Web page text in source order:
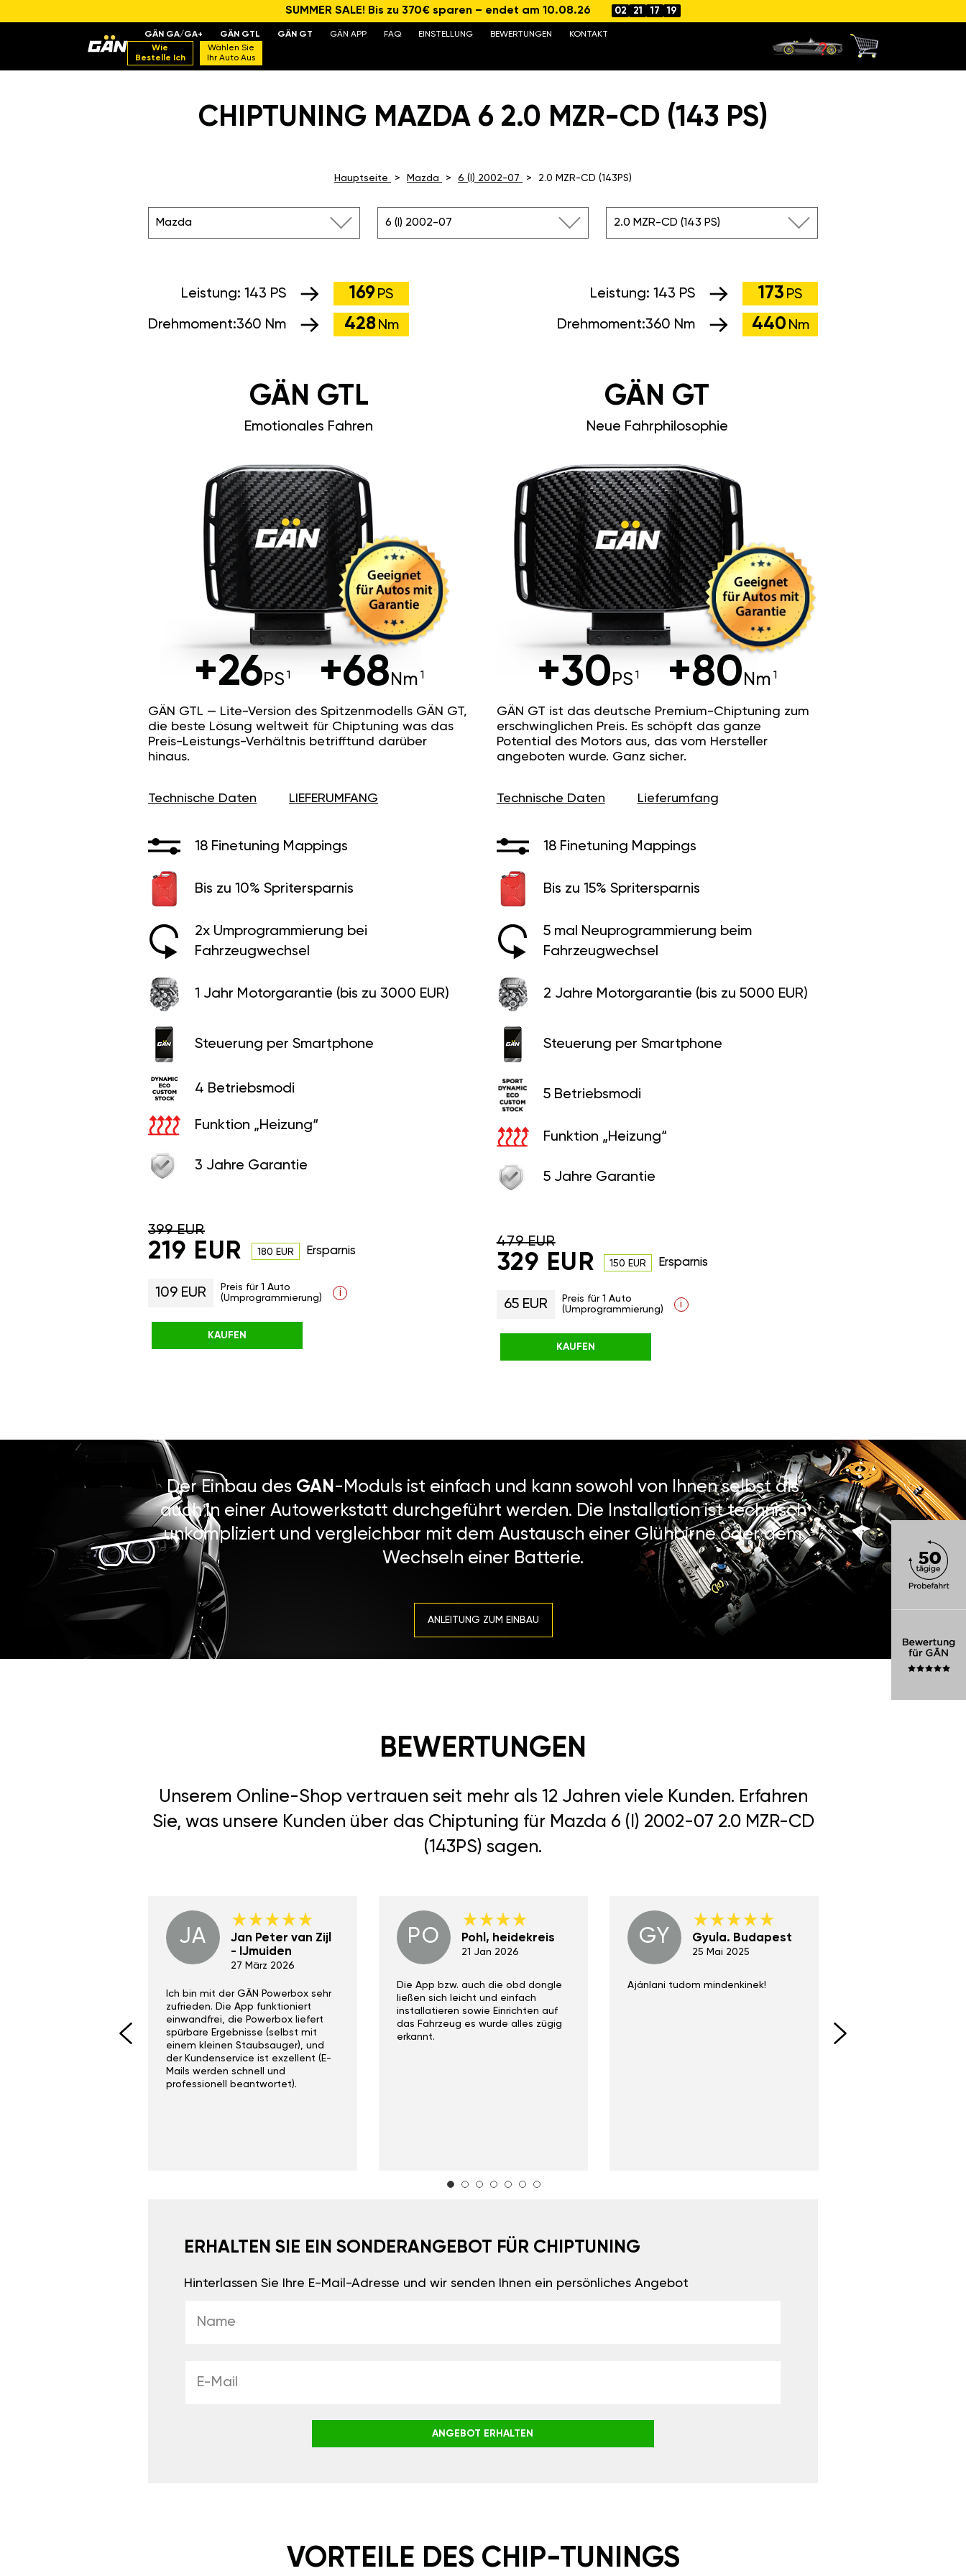
SUMMER SALE! Bis zu 370€ sparen – endet am 10.08.26 02 21 17 18
GÄN GA/GA+ GÄN GTL GÄN GT GÄN APP FAQ EINSTELLUNG BEWERTUNGEN
KONTAKT
Wie
Bestelle Ich
Wählen Sie
Ihr Auto Aus
CHIPTUNING MAZDA 6 2.0 MZR-CD (143 PS)
Hauptseite Mazda 6 (I) 2002-07 2.0 MZR-CD (143PS)
Mazda 6 (I) 2002-07 2.0 MZR-CD (143 PS)
Leistung: 143 PS 173 PS
Drehmoment:360 Nm 440 Nm
Leistung: 143 PS 169 PS
Drehmoment:360 Nm 428 Nm
GÄN GT
Neue Fahrphilosophie
+30 PS +80 Nm
GÄN GT ist das deutsche Premium-Chiptuning zum
erschwinglichen Preis. Es schöpft das ganze
Potential des Motors aus, das vom Hersteller
angeboten wurde. Ganz sicher.
Technische Daten Lieferumfang
18 Finetuning Mappings
Bis zu 15% Spritersparnis
5 mal Neuprogrammierung beim
Fahrzeugwechsel
2 Jahre Motorgarantie (bis zu 5000 EUR)
Steuerung per Smartphone
5 Betriebsmodi
Funktion „Heizung“
5 Jahre Garantie
479 EUR
329 EUR 150 EUR Ersparnis
65 EUR
Preis für 1 Auto
(Umprogrammierung)
i
KAUFEN
GÄN GTL
Emotionales Fahren
+26 PS +68 Nm
GÄN GTL — Lite-Version des Spitzenmodells GÄN GT,
die beste Lösung weltweit für Chiptuning was das
Preis-Leistungs-Verhältnis betrifftund darüber
hinaus.
Technische Daten LIEFERUMFANG
18 Finetuning Mappings
Bis zu 10% Spritersparnis
2x Umprogrammierung bei
Fahrzeugwechsel
1 Jahr Motorgarantie (bis zu 3000 EUR)
Steuerung per Smartphone
4 Betriebsmodi
Funktion „Heizung“
3 Jahre Garantie
399 EUR
219 EUR 180 EUR Ersparnis
109 EUR
Preis für 1 Auto
(Umprogrammierung)
i
KAUFEN
Der Einbau des GAN -Moduls ist einfach und kann sowohl von Ihnen selbst als
auch in einer Autowerkstatt durchgeführt werden. Die Installation ist technisch
unkompliziert und vergleichbar mit dem Austausch einer Glühbirne oder dem
Wechseln einer Batterie.
ANLEITUNG ZUM EINBAU
BEWERTUNGEN
Unserem Online-Shop vertrauen seit mehr als 12 Jahren viele Kunden. Erfahren
Sie, was unsere Kunden über das Chiptuning für Mazda 6 (I) 2002-07 2.0 MZR-CD
(143PS) sagen.
JA
Jan Peter van Zijl
- IJmuiden
27 März 2026
Ich bin mit der GÄN Powerbox sehr
zufrieden. Die App funktioniert
einwandfrei, die Powerbox liefert
spürbare Ergebnisse (selbst mit
einem kleinen Staubsauger), und
der Kundenservice ist exzellent (E-
Mails werden schnell und
professionell beantwortet).
PO Pohl, heidekreis
21 Jan 2026
Die App bzw. auch die obd dongle
ließen sich leicht und einfach
installatieren sowie Einrichten auf
das Fahrzeug es wurde alles zügig
erkannt.
GY Gyula. Budapest
25 Mai 2025
Ajánlani tudom mindenkinek!
ERHALTEN SIE EIN SONDERANGEBOT FÜR CHIPTUNING
Hinterlassen Sie Ihre E-Mail-Adresse und wir senden Ihnen ein persönliches Angebot
ANGEBOT ERHALTEN
VORTEILE DES CHIP-TUNINGS